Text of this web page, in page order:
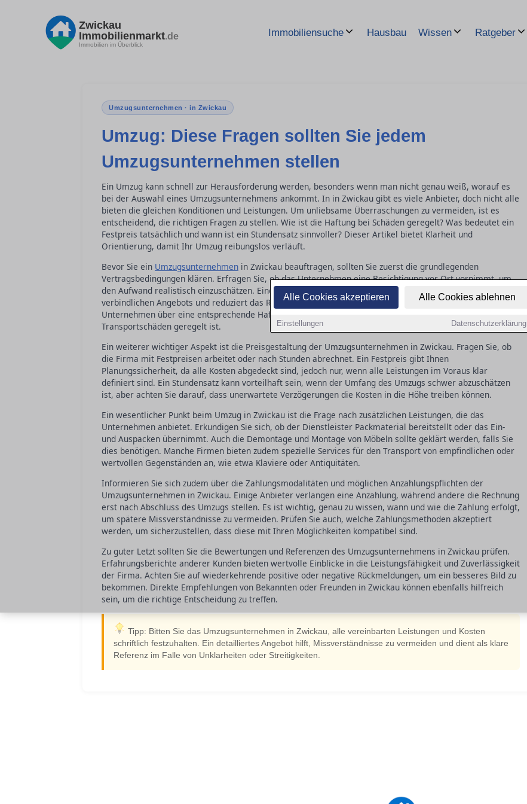
Alle Cookies akzeptieren Alle Cookies ablehnen
Einstellungen Datenschutzerklärung
Zwickau
Immobilienmarkt.de
Immobilien im Überblick
Immobiliensuche Hausbau Wissen Ratgeber
Umzugsunternehmen · in Zwickau
Umzug: Diese Fragen sollten Sie jedem
Umzugsunternehmen stellen
Ein Umzug kann schnell zur Herausforderung werden, besonders wenn man nicht genau weiß, worauf es
bei der Auswahl eines Umzugsunternehmens ankommt. In in Zwickau gibt es viele Anbieter, doch nicht alle
bieten die gleichen Konditionen und Leistungen. Um unliebsame Überraschungen zu vermeiden, ist es
entscheidend, die richtigen Fragen zu stellen. Wie ist die Haftung bei Schäden geregelt? Was bedeutet ein
Festpreis tatsächlich und wann ist ein Stundensatz sinnvoller? Dieser Artikel bietet Klarheit und
Orientierung, damit Ihr Umzug reibungslos verläuft.
Bevor Sie ein Umzugsunternehmen in Zwickau beauftragen, sollten Sie zuerst die grundlegenden
Vertragsbedingungen klären. Erfragen Sie, ob das Unternehmen eine Besichtigung vor Ort vornimmt, um
den Aufwand realistisch einzuschätzen. Eine gründliche Begutachtung erleichtert die Erstellung eines
verbindlichen Angebots und reduziert das Risiko unerwarteter Kosten. Klären Sie zudem, ob das
Unternehmen über eine entsprechende Haftpflichtversicherung verfügt und wie die Haftung bei möglichen
Transportschäden geregelt ist.
Ein weiterer wichtiger Aspekt ist die Preisgestaltung der Umzugsunternehmen in Zwickau. Fragen Sie, ob
die Firma mit Festpreisen arbeitet oder nach Stunden abrechnet. Ein Festpreis gibt Ihnen
Planungssicherheit, da alle Kosten abgedeckt sind, jedoch nur, wenn alle Leistungen im Voraus klar
definiert sind. Ein Stundensatz kann vorteilhaft sein, wenn der Umfang des Umzugs schwer abzuschätzen
ist, aber achten Sie darauf, dass unerwartete Verzögerungen die Kosten in die Höhe treiben können.
Ein wesentlicher Punkt beim Umzug in Zwickau ist die Frage nach zusätzlichen Leistungen, die das
Unternehmen anbietet. Erkundigen Sie sich, ob der Dienstleister Packmaterial bereitstellt oder das Ein-
und Auspacken übernimmt. Auch die Demontage und Montage von Möbeln sollte geklärt werden, falls Sie
dies benötigen. Manche Firmen bieten zudem spezielle Services für den Transport von empfindlichen oder
wertvollen Gegenständen an, wie etwa Klaviere oder Antiquitäten.
Informieren Sie sich zudem über die Zahlungsmodalitäten und möglichen Anzahlungspflichten der
Umzugsunternehmen in Zwickau. Einige Anbieter verlangen eine Anzahlung, während andere die Rechnung
erst nach Abschluss des Umzugs stellen. Es ist wichtig, genau zu wissen, wann und wie die Zahlung erfolgt,
um spätere Missverständnisse zu vermeiden. Prüfen Sie auch, welche Zahlungsmethoden akzeptiert
werden, um sicherzustellen, dass diese mit Ihren Möglichkeiten kompatibel sind.
Zu guter Letzt sollten Sie die Bewertungen und Referenzen des Umzugsunternehmens in Zwickau prüfen.
Erfahrungsberichte anderer Kunden bieten wertvolle Einblicke in die Leistungsfähigkeit und Zuverlässigkeit
der Firma. Achten Sie auf wiederkehrende positive oder negative Rückmeldungen, um ein besseres Bild zu
bekommen. Direkte Empfehlungen von Bekannten oder Freunden in Zwickau können ebenfalls hilfreich
sein, um die richtige Entscheidung zu treffen.
Tipp: Bitten Sie das Umzugsunternehmen in Zwickau, alle vereinbarten Leistungen und Kosten
schriftlich festzuhalten. Ein detailliertes Angebot hilft, Missverständnisse zu vermeiden und dient als klare
Referenz im Falle von Unklarheiten oder Streitigkeiten.